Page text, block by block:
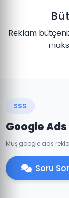
Reklam
SSS
Google
Muş google ads
Soru